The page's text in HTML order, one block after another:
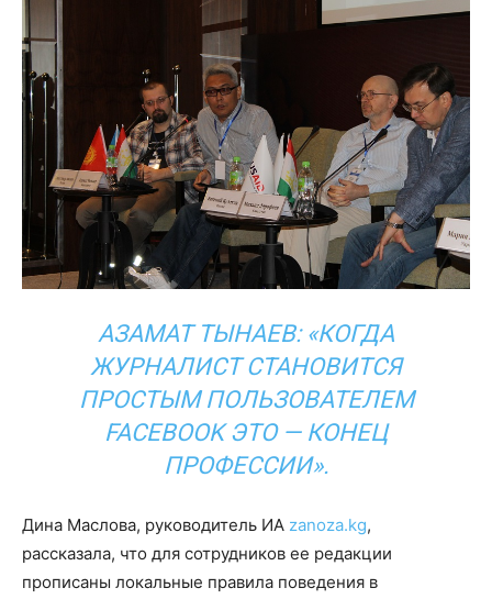
АЗАМАТ ТЫНАЕВ: «КОГДА
ЖУРНАЛИСТ СТАНОВИТСЯ
ПРОСТЫМ ПОЛЬЗОВАТЕЛЕМ
FACEBOOK ЭТО — КОНЕЦ
ПРОФЕССИИ».
Дина Маслова, руководитель ИА zanoza.kg,
рассказала, что для сотрудников ее редакции
прописаны локальные правила поведения в